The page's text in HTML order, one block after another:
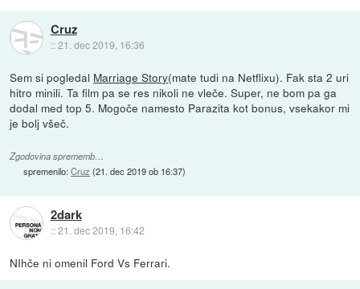
Cruz
::21. dec 2019, 16:36
Sem si pogledal Marriage Story(mate tudi na Netflixu). Fak sta 2 uri
hitro minili. Ta film pa se res nikoli ne vleče. Super, ne bom pa ga
dodal med top 5. Mogoče namesto Parazita kot bonus, vsekakor mi
je bolj všeč.
Zgodovina sprememb…
spremenilo:Cruz (21. dec 2019 ob 16:37)
2dark
::21. dec 2019, 16:42
NIhče ni omenil Ford Vs Ferrari.